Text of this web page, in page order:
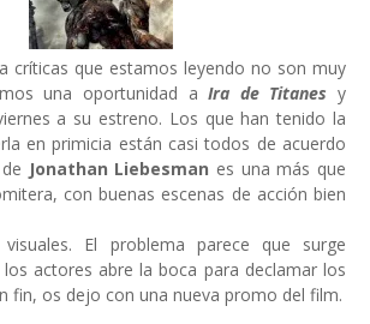
críticas que estamos leyendo no son muy
una oportunidad aIra de Titanes y
a su estreno. Los que han tenido la
en primicia están casi todos de acuerdo
Jonathan Liebesman es una más que
con buenas escenas de acción bien
El problema parece que surge
actores abre la boca para declamar los
fin, os dejo con una nueva promo del film.